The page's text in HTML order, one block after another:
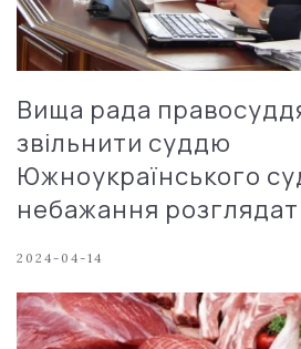
Вища рада
звільнити суддю
Южноукраїнського
небажання
2024-04-14